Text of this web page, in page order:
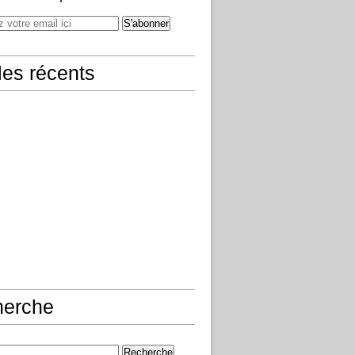
récents